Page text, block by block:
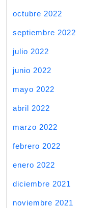
octubre 2022
septiembre 2022
julio 2022
junio 2022
mayo 2022
abril 2022
marzo 2022
febrero 2022
enero 2022
diciembre 2021
noviembre 2021